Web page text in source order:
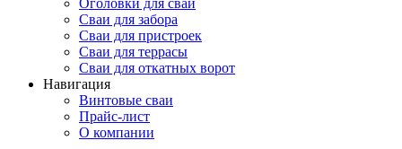
Сваи для забора
Сваи для пристроек
Сваи для террасы
Сваи для откатных ворот
Навигация
Винтовые сваи
Прайс-лист
О компании